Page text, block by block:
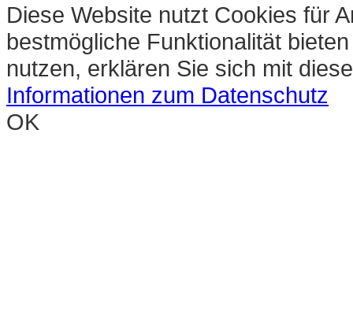
Diese Website nutzt Cookies für
bestmögliche Funktionalität
nutzen, erklären Sie sich mit
Informationen zum Datenschutz
OK